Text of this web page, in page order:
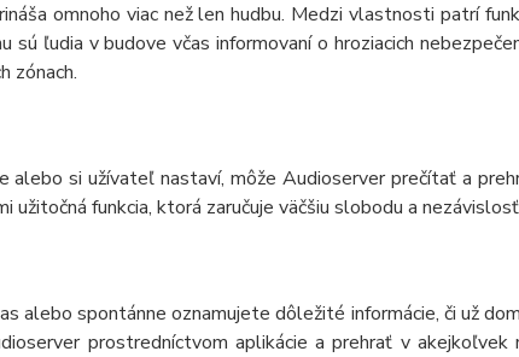
omnoho viac než len hudbu. Medzi vlastnosti patrí
ľudia v budove včas informovaní o hroziacich
zónach.
alebo si užívateľ nastaví, môže Audioserver prečítať a
funkcia, ktorá zaručuje väčšiu slobodu a
alebo spontánne oznamujete dôležité informácie, či už
prostredníctvom aplikácie a prehrať v akejkoľvek